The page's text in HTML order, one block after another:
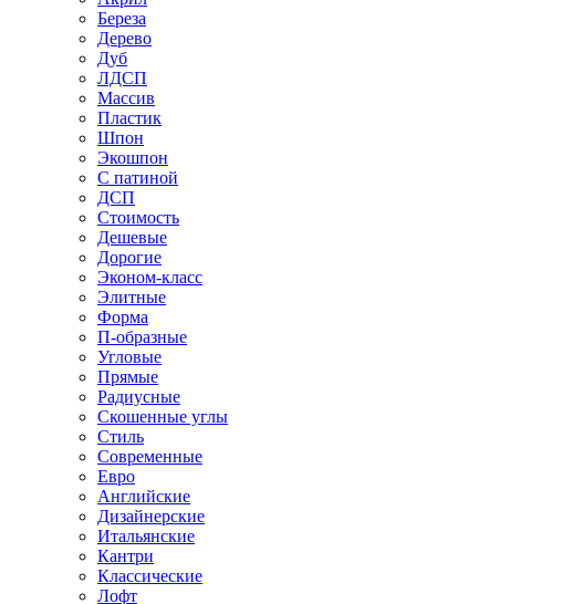
Береза
Дерево
Дуб
ЛДСП
Массив
Пластик
Шпон
Экошпон
С патиной
ДСП
Стоимость
Дешевые
Дорогие
Эконом-класс
Элитные
Форма
П-образные
Угловые
Прямые
Радиусные
Скошенные углы
Стиль
Современные
Евро
Английские
Дизайнерские
Итальянские
Кантри
Классические
Лофт